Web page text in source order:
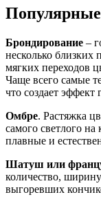
Брондирование –
несколько близких
мягких переходов
Чаще всего самые
что создает эффект
Омбре. Растяжка
самого светлого
плавные и
Шатуш или
количество,
выгоревших